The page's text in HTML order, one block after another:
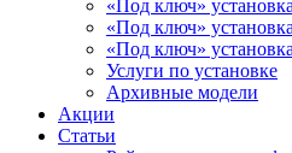
«Под ключ»
«Под ключ»
«Под ключ»
Услуги по установке
Архивные модели
Акции
Статьи